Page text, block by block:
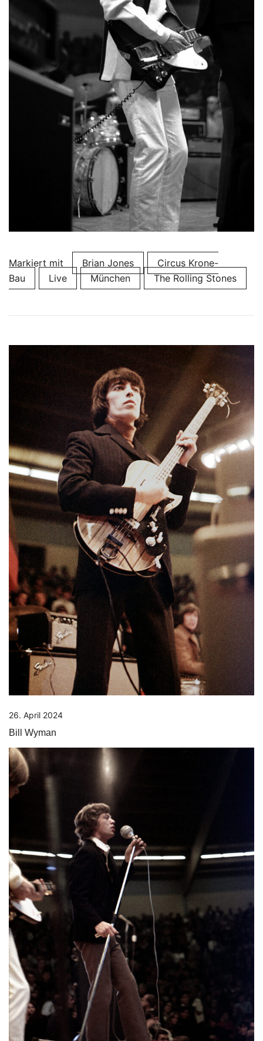
Markiert mit Brian Jones
Circus Krone-
Bau
Live München The Rolling Stones
26. April 2024
Bill Wyman